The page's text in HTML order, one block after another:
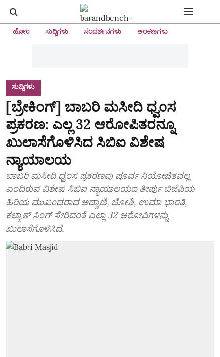
ಹೋಂ ಸುದ್ದಿಗಳು ಸಂದರ್ಶನಗಳು ಅಂಕಣಗಳು
ಸುದ್ದಿಗಳು
[ಬ್ರೇಕಿಂಗ್] ಬಾಬರಿ ಮಸೀದಿ ಧ್ವಂಸ
ಪ್ರಕರಣ: ಎಲ್ಲ 32 ಆರೋಪಿತರನ್ನೂ
ಖುಲಾಸೆಗೊಳಿಸಿದ ಸಿಬಿಐ ವಿಶೇಷ
ನ್ಯಾಯಾಲಯ
ಬಾಬರಿ ಮಸೀದಿ ಧ್ವಂಸ ಪ್ರಕರಣವು ಪೂರ್ವ ನಿಯೋಜಿತವಲ್ಲ
ಎಂದಿರುವ ವಿಶೇಷ ಸಿಬಿಐ ನ್ಯಾಯಾಲಯದ ತೀರ್ಪು ಬಿಜೆಪಿಯ
ಹಿರಿಯ ಮುಖಂಡರಾದ ಅಡ್ವಾಣಿ, ಜೋಶಿ, ಉಮಾ ಭಾರತಿ,
ಕಲ್ಯಾಣ್ ಸಿಂಗ್ ಸೇರಿದಂತೆ ಎಲ್ಲಾ 32 ಆರೋಪಿಗಳನ್ನು
ಖುಲಾಸೆಗೊಳಿಸಿದೆ.